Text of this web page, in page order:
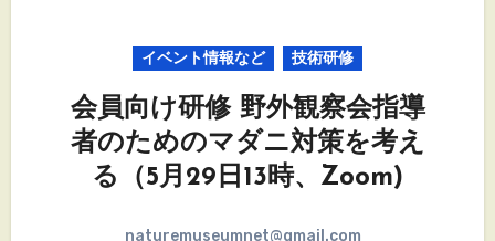
イベント情報など 技術研修
会員向け研修 野外観察会指導
者のためのマダニ対策を考え
る（5月29日13時、Zoom)
naturemuseumnet@gmail.com